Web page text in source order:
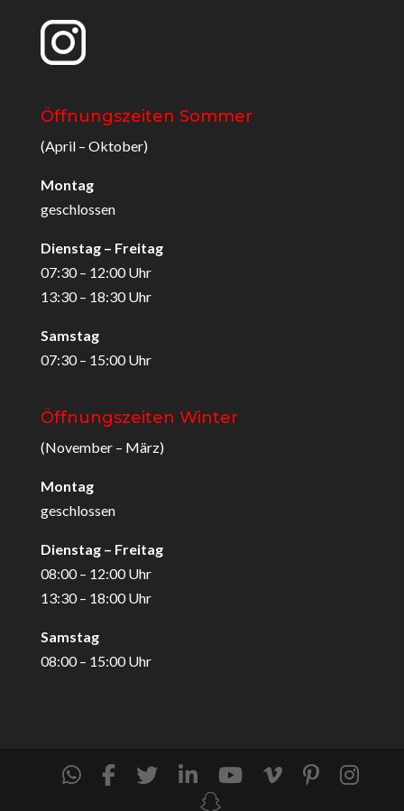
Öffnungszeiten Sommer
(April – Oktober)
Montag
geschlossen
Dienstag – Freitag
07:30 – 12:00 Uhr
13:30 – 18:30 Uhr
Samstag
07:30 – 15:00 Uhr
Öffnungszeiten Winter
(November – März)
Montag
geschlossen
Dienstag – Freitag
08:00 – 12:00 Uhr
13:30 – 18:00 Uhr
Samstag
08:00 – 15:00 Uhr